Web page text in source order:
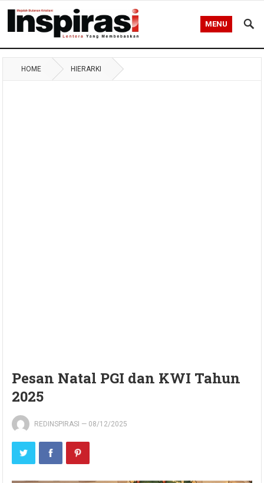
MENU
HOME HIERARKI
Pesan Natal PGI dan KWI Tahun
2025
REDINSPIRASI — 08/12/2025